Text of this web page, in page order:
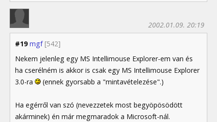
#19 mgf [542]
2002.01.09. 20:19
Nekem jelenleg egy MS Intellimouse Explorer-em van és
ha cserélném is akkor is csak egy MS Intellimouse Explorer
3.0-ra
(ennek gyorsabb a "mintavételezése".)
Ha egérről van szó (nevezzetek most begyöpösödött
akárminek) én már megmaradok a Microsoft-nál.